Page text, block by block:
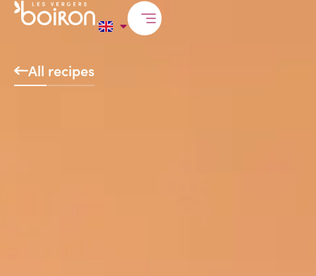
All recipes